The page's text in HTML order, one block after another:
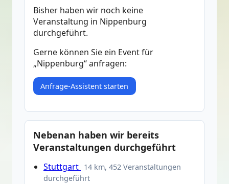
Bisher haben wir noch keine
Veranstaltung in Nippenburg
durchgeführt.
Gerne können Sie ein Event für
„Nippenburg“ anfragen:
Anfrage-Assistent starten
Nebenan haben wir bereits
Veranstaltungen durchgeführt
Stuttgart 14 km, 452 Veranstaltungen
durchgeführt